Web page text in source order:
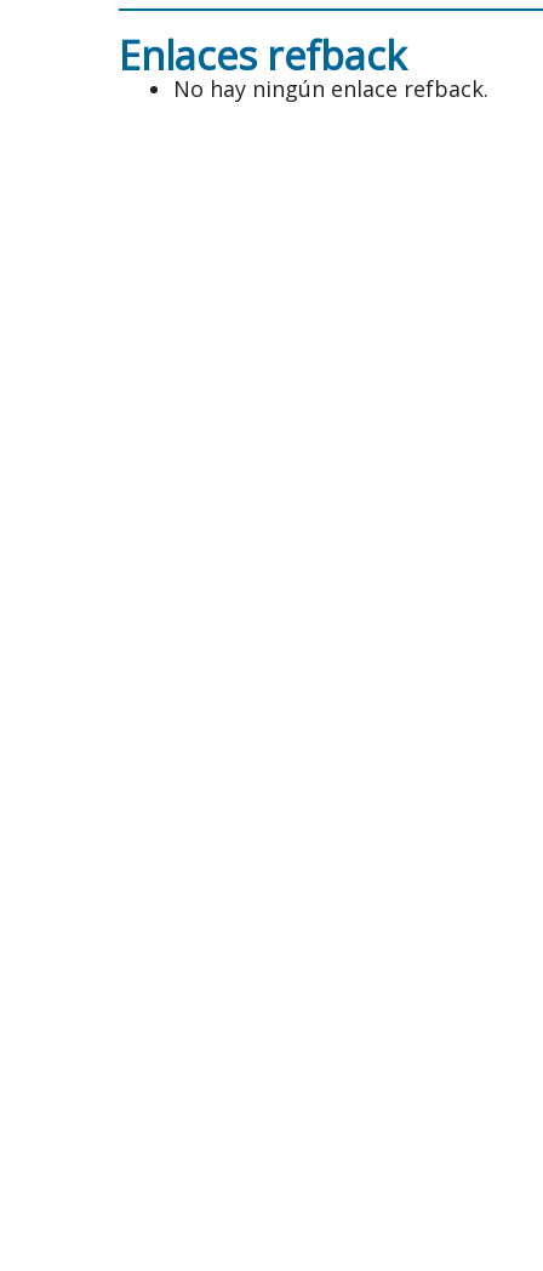
Enlaces refback
No hay ningún enlace refback.